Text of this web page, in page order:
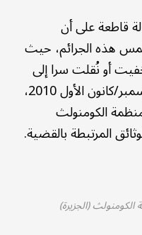
قاطعة على أن
هذه الجرائم، حيث
أو نُقلت سرا إلى
منشآت حكومية مراقبة، وفي ديسمبر/كانون الأول 2010،
الكومنولث
المرتبطة بالقضية.
الكومنولث (الجزيرة)